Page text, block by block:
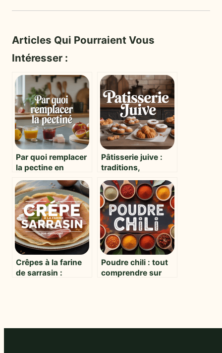
Articles Qui Pourraient Vous
Intéresser :
Par quoi remplacer
la pectine en
cuisine :
alternatives
naturelles et
astuces
Pâtisserie juive :
traditions,
symboles et
recettes
incontournables à
découvrir
Crêpes à la farine
de sarrasin :
Poudre chili : tout
comprendre sur